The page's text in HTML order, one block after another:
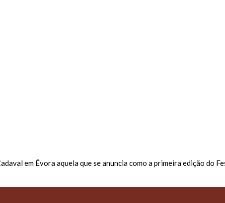
em Évora aquela que se anuncia como a primeira edição do